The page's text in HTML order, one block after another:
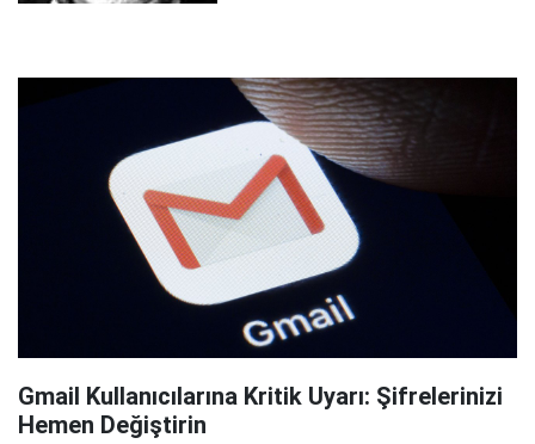
Gmail Kullanıcılarına Kritik Uyarı: Şifrelerinizi
Hemen Değiştirin